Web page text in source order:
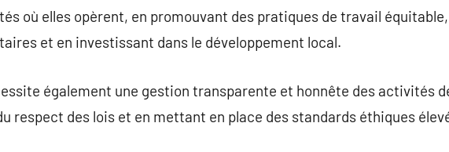
où elles opèrent, en promouvant des pratiques de travail
et en investissant dans le développement local.
également une gestion transparente et honnête des activités
respect des lois et en mettant en place des standards éthiques